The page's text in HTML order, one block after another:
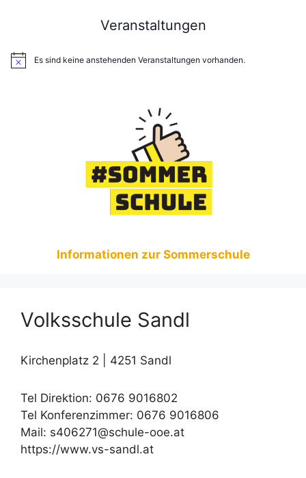
Veranstaltungen
Es sind keine anstehenden Veranstaltungen vorhanden.
Informationen zur Sommerschule
Volksschule Sandl
Kirchenplatz 2 | 4251 Sandl
Tel Direktion: 0676 9016802
Tel Konferenzimmer: 0676 9016806
Mail: s406271@schule-ooe.at
https://www.vs-sandl.at